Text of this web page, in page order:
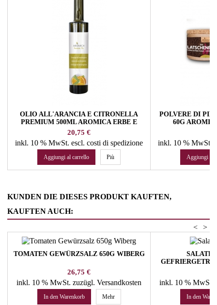
OLIO ALL'ARANCIA E CITRONELLA
PREMIUM 500ML AROMICA ERBE E
SPEZIE
Prezzo
20,75 €
inkl. 10 % MwSt. escl. costi di spedizione
Aggiungi al carrello Più
POLVERE DI
60G
inkl. 10 % MwSt.
Aggiungi al
KUNDEN DIE DIESES PRODUKT KAUFTEN,
KAUFTEN AUCH:
>
<
TOMATEN GEWÜRZSALZ 650G WIBERG
Preis
26,75 €
inkl. 10 % MwSt. zuzügl. Versandkosten
In den Warenkorb Mehr
inkl. 10 % MwSt.
In den